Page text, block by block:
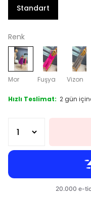
Standart
Renk
Mor Fuşya Vizon
Hızlı Teslimat: 2 gün